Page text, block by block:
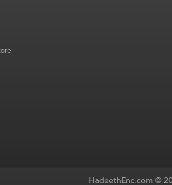
HadeethEnc.com ©